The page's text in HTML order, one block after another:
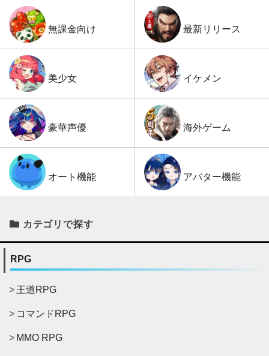
無課金向け 最新リリース
美少女 イケメン
豪華声優 海外ゲーム
オート機能 アバター機能
カテゴリで探す
RPG
王道RPG
コマンドRPG
MMO RPG